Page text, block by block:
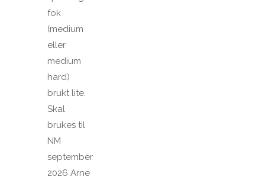
fok
(medium
eller
medium
hard)
brukt lite.
Skal
brukes til
NM
september
2026 Arne